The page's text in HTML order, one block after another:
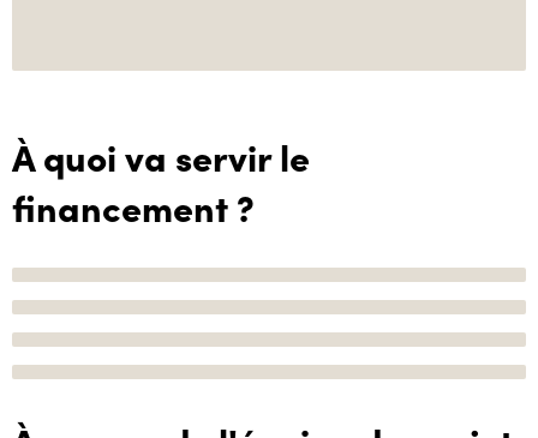
À quoi va servir le
financement ?